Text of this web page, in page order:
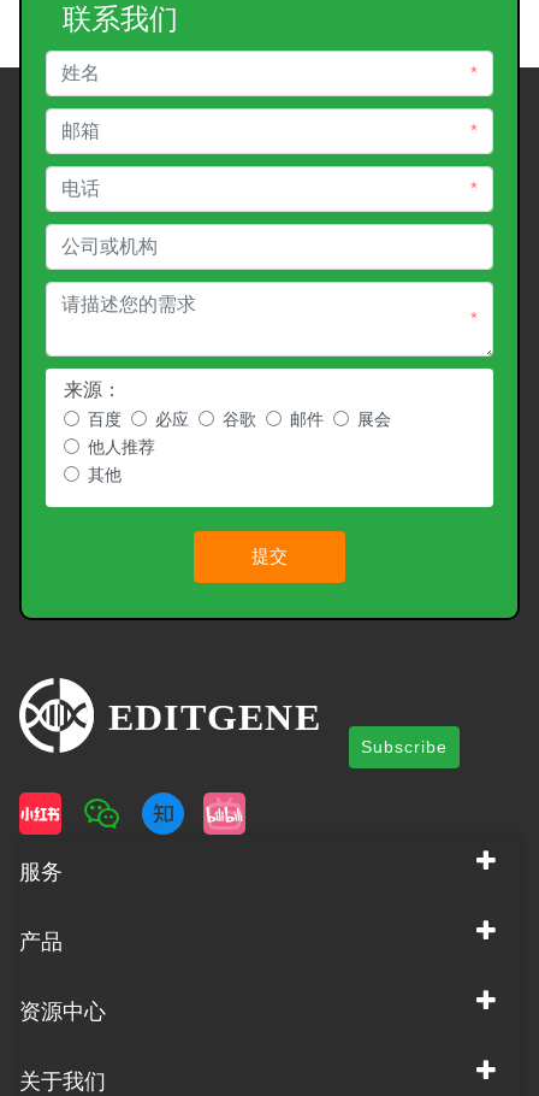
联系我们
*
*
*
*
来源：
百度 必应 谷歌 邮件
展会
他人推荐
其他
提交
Subscribe
服务
产品
资源中心
关于我们